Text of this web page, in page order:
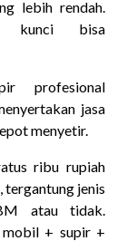
lebih rendah.
kunci bisa
profesional
jasa
menyetir.
ribu rupiah
tergantung jenis
atau tidak.
mobil + supir +